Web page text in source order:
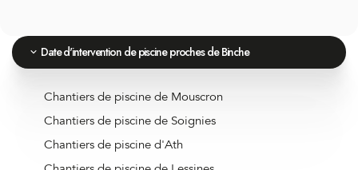
Date d'intervention de piscine proches de Binche
Chantiers de piscine de Mouscron
Chantiers de piscine de Soignies
Chantiers de piscine d'Ath